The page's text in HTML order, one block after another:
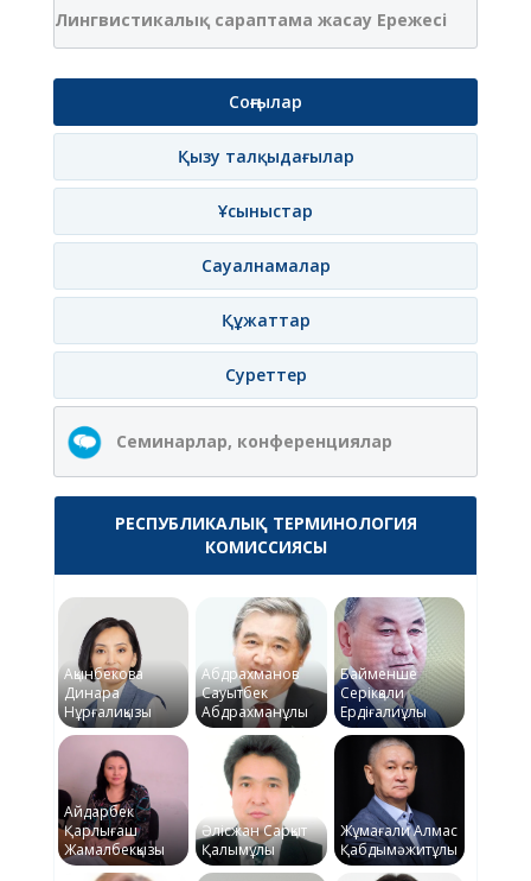
Лингвистикалық сараптама жасау Ережесі
Соңғылар
Қызу талқыдағылар
Ұсыныстар
Сауалнамалар
Құжаттар
Суреттер
Семинарлар, конференциялар
РЕСПУБЛИКАЛЫҚ ТЕРМИНОЛОГИЯ
КОМИССИЯСЫ
Ақынбекова
Динара
Нұрғалиқызы
Абдрахманов
Сауытбек
Абдрахманұлы
Байменше
Серікқали
Ердіғалиұлы
Айдарбек
Қарлығаш
Жамалбекқызы
Әлісжан Сарқыт
Қалымұлы
Жұмағали Алмас
Қабдымәжитұлы